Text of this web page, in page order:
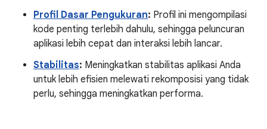
Profil Dasar Pengukuran: Profil ini mengompilasi
kode penting terlebih dahulu, sehingga peluncuran
aplikasi lebih cepat dan interaksi lebih lancar.
Stabilitas: Meningkatkan stabilitas aplikasi Anda
untuk lebih efisien melewati rekomposisi yang tidak
perlu, sehingga meningkatkan performa.